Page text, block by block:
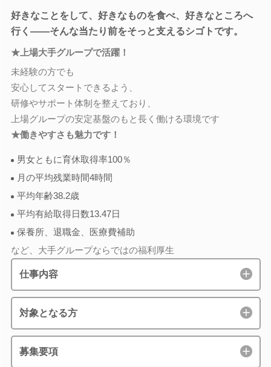
好きなことをして、好きなものを食べ、好きなところへ
行く――そんな当たり前をそっと支えるシゴトです。
★上場大手グループで活躍！
未経験の方でも
安心してスタートできるよう、
研修やサポート体制を整えており、
上場グループの安定基盤のもと長く働ける環境です
★働きやすさも魅力です！
男女ともに育休取得率100％
月の平均残業時間4時間
平均年齢38.2歳
平均有給取得日数13.47日
保養所、退職金、医療費補助
など、大手グループならではの福利厚生
仕事内容
対象となる方
募集要項